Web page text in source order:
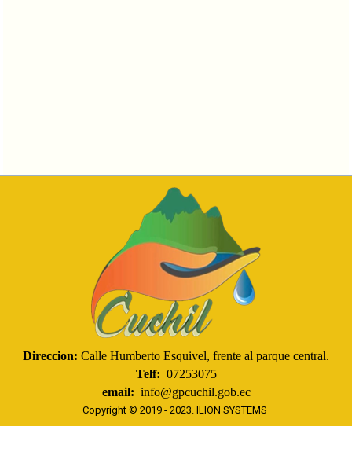
Direccion: Calle Humberto Esquivel, frente al parque central.
Telf: 07253075
email: info@gpcuchil.gob.ec
Copyright © 2019 - 2023. ILION SYSTEMS